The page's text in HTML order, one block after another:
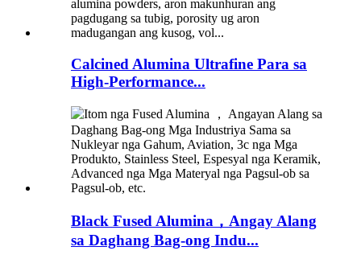
Calcined Alumina Ultrafine Para sa
High-Performance...
Black Fused Alumina，Angay Alang
sa Daghang Bag-ong Indu...